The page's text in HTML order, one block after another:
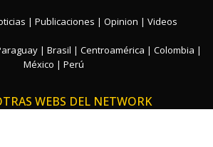
| Publicaciones | Opinion | Videos
| Brasil | Centroamérica | Colombia |
México | Perú
WEBS DEL NETWORK